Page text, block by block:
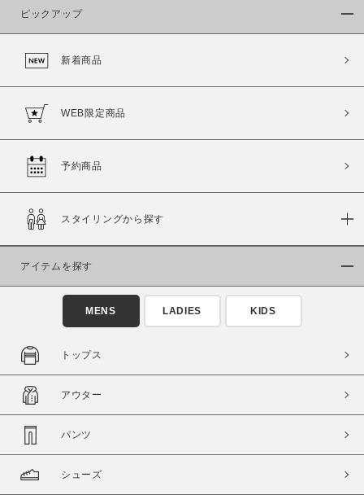
カラー
商品タイプ
通常商品
セール価格 WEB限定
在庫
在庫あり
ピックアップ
新着商品
WEB限定商品
予約商品
スタイリングから探す
アイテムを探す
MENS LADIES KIDS
トップス
アウター
パンツ
シューズ